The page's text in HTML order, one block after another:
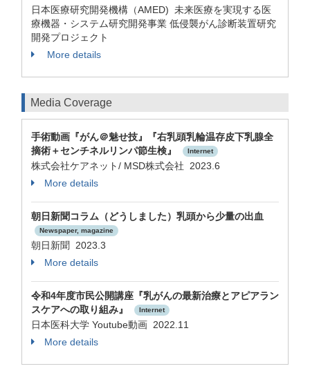
日本医療研究開発機構（AMED) 未来医療を実現する医
療機器・システム研究開発事業 低侵襲がん診断装置研究
開発プロジェクト
More details
Media Coverage
手術動画『がん＠魅せ技』『右乳頭乳輪温存皮下乳腺全
摘術＋センチネルリンパ節生検』
Internet
株式会社ケアネット/ MSD株式会社 2023.6
More details
朝日新聞コラム（どうしました）乳頭から少量の出血
Newspaper, magazine
朝日新聞 2023.3
More details
令和4年度市民公開講座『乳がんの最新治療とアピアラン
スケアへの取り組み』
Internet
日本医科大学 Youtube動画 2022.11
More details